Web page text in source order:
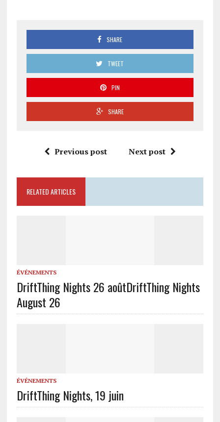
SHARE
TWEET
PIN
SHARE
Previous post Next post
RELATED ARTICLES
ÉVÉNEMENTS
DriftThing Nights 26 aoûtDriftThing Nights
August 26
ÉVÉNEMENTS
DriftThing Nights, 19 juin